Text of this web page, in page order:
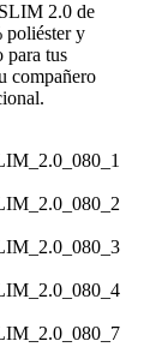
2.0 de
poliéster y
para tus
compañero